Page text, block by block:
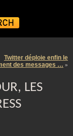
Twitter déploie enfin le
des messages … »
LES